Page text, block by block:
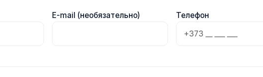
E-mail (необязательно) Телефон